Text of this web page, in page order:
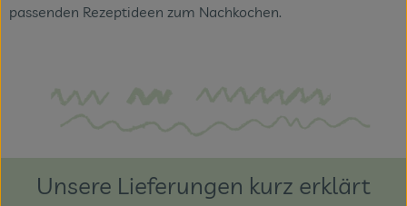
passenden Rezeptideen zum Nachkochen.
Unsere Lieferungen kurz erklärt